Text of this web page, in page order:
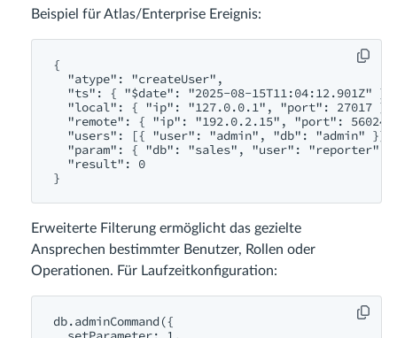
Beispiel für Atlas/Enterprise Ereignis:
{
  "atype": "createUser",
  "ts": { "$date": "2025-08-15T11:04:12.901Z" },
  "local": { "ip": "127.0.0.1", "port": 27017 },
"remote": { "ip": "192.0.2.15", "port": 56024
  "users": [{ "user": "admin", "db": "admin" }],
"param": { "db": "sales", "user": "reporter",
  "result": 0
Erweiterte Filterung ermöglicht das gezielte
Ansprechen bestimmter Benutzer, Rollen oder
Operationen. Für Laufzeitkonfiguration:
db.adminCommand({